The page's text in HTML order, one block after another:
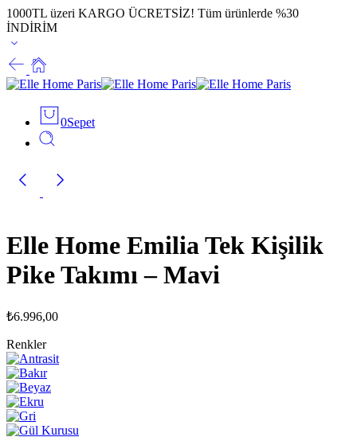
1000TL üzeri KARGO ÜCRETSİZ! Tüm ürünlerde %30
İNDİRİM
0Sepet
Elle Home Emilia Tek Kişilik
Pike Takımı – Mavi
₺6.996,00
Renkler